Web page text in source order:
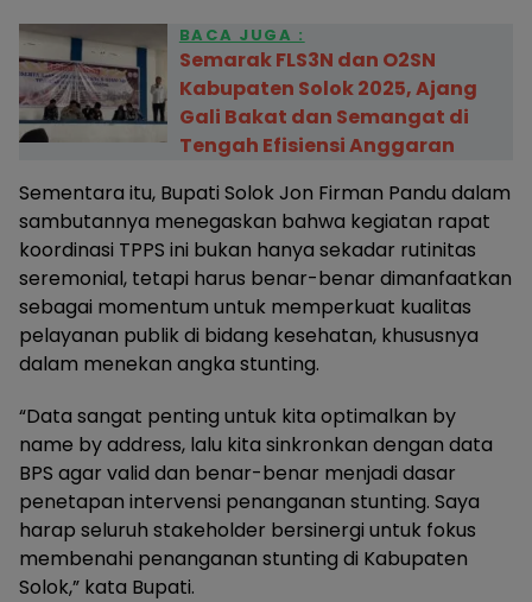
BACA JUGA :
Semarak FLS3N dan O2SN
Kabupaten Solok 2025, Ajang
Gali Bakat dan Semangat di
Tengah Efisiensi Anggaran
Sementara itu, Bupati Solok Jon Firman Pandu dalam
sambutannya menegaskan bahwa kegiatan rapat
koordinasi TPPS ini bukan hanya sekadar rutinitas
seremonial, tetapi harus benar-benar dimanfaatkan
sebagai momentum untuk memperkuat kualitas
pelayanan publik di bidang kesehatan, khususnya
dalam menekan angka stunting.
“Data sangat penting untuk kita optimalkan by
name by address, lalu kita sinkronkan dengan data
BPS agar valid dan benar-benar menjadi dasar
penetapan intervensi penanganan stunting. Saya
harap seluruh stakeholder bersinergi untuk fokus
membenahi penanganan stunting di Kabupaten
Solok,” kata Bupati.